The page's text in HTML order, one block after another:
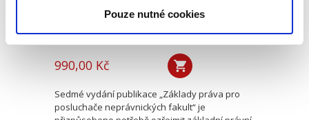
Pouze nutné cookies
Martin Janků,a kol.
990,00 Kč
Sedmé vydání publikace „Základy práva pro
posluchače neprávnických fakult“ je